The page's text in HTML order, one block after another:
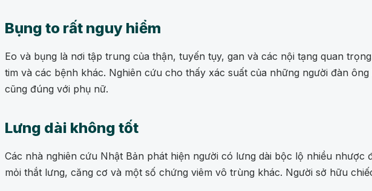
Bụng to rất nguy hiểm
Eo và bụng là nơi tập trung của thận, tuyến tụy, gan và các nội tạng quan
tim và các bệnh khác. Nghiên cứu cho thấy xác suất của những người đàn
cũng đúng với phụ nữ.
Lưng dài không tốt
Các nhà nghiên cứu Nhật Bản phát hiện người có lưng dài bộc lộ nhiều
mỏi thắt lưng, căng cơ và một số chứng viêm vô trùng khác. Người sở hữu